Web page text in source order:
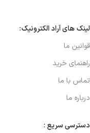
لینک های آراد الکترونیک:
قوانین ما
راهنمای خرید
تماس با ما
درباره ما
دسترسی سریع :